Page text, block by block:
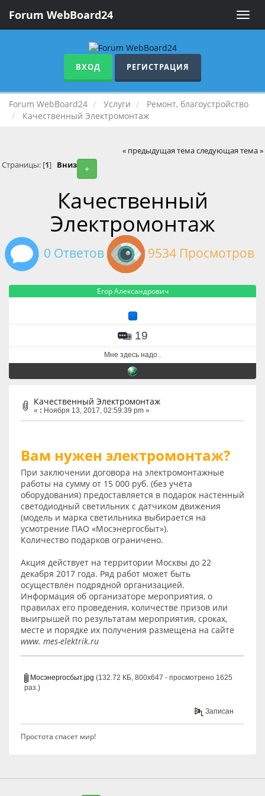
Toggle
Forum WebBoard24
ВХОД РЕГИСТРАЦИЯ
Forum WebBoard24 Услуги
Ремонт, благоустройство
Качественный Электромонтаж
« предыдущая тема следующая тема »
+
Страницы: [1] Вниз
Качественный
Электромонтаж
0 Ответов 9534 Просмотров
Егор Александрович
19
Мне здесь надо..
Качественный Электромонтаж
« : Ноября 13, 2017, 02:59:39 pm »
Вам нужен электромонтаж?
При заключении договора на электромонтажные
работы на сумму от 15 000 руб. (без учёта
оборудования) предоставляется в подарок настенный
светодиодный светильник с датчиком движения
(модель и марка светильника выбирается на
усмотрение ПАО «Мосэнергосбыт»).
Количество подарков ограничено.
Акция действует на территории Москвы до 22
декабря 2017 года. Ряд работ может быть
осуществлён подрядной организацией.
Информация об организаторе мероприятия, о
правилах его проведения, количестве призов или
выигрышей по результатам мероприятия, сроках,
месте и порядке их получения размещена на сайте
www. mes-elektrik.ru
Мосэнергосбыт.jpg (132.72 КБ, 800x647 - просмотрено 1625
раз.)
Записан
Простота спасет мир!